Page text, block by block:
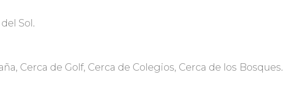
Sol.
Cerca de Golf, Cerca de Colegios, Cerca de los Bosques.